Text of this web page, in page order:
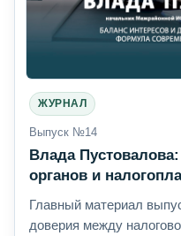
ЖУРНАЛ
Выпуск №14
Влада
органов и
Главный материал
доверия между